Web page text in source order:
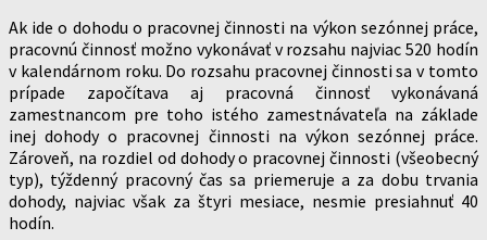
Ak ide o dohodu o pracovnej činnosti na výkon sezónnej práce,
pracovnú činnosť možno vykonávať v rozsahu najviac 520 hodín
v kalendárnom roku. Do rozsahu pracovnej činnosti sa v tomto
prípade započítava aj pracovná činnosť vykonávaná
zamestnancom pre toho istého zamestnávateľa na základe
inej dohody o pracovnej činnosti na výkon sezónnej práce.
Zároveň, na rozdiel od dohody o pracovnej činnosti (všeobecný
typ), týždenný pracovný čas sa priemeruje a za dobu trvania
dohody, najviac však za štyri mesiace, nesmie presiahnuť 40
hodín.